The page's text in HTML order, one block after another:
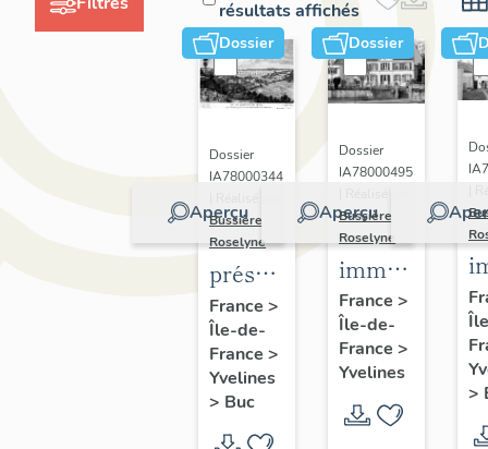
résultats affichés
Dossier
Aperçu
Dossier
IA78000344
Bussière
Roselyne
présentation
de la
commune
de Buc
France >
Île-de-
France >
Yvelines
> Buc
Dossier
Aperçu
Dossier
IA78000495
Bussière
Roselyne
immeubles,
maisons,
fermes
France >
Île-de-
France >
Yvelines
>